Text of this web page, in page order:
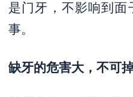
是门牙，不影响到面
事。
缺牙的危害大，不可